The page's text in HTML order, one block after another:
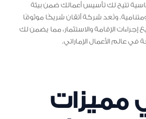
تتيح لك تأسيس أعمالك ضمن بيئة
وتُعد شركة أتقان شريكًا موثوقًا
الإقامة والاستثمار، مما يضمن لك
عالم الأعمال الإماراتي.
مميزات